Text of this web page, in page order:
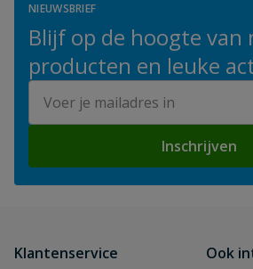
NIEUWSBRIEF
Blijf op de hoogte van
producten en leuke
Inschrijven
Klantenservice
Ook